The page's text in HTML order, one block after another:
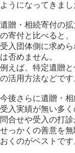
ようになってきまし
遺贈・相続寄付の
の寄付と比べると、
受入団体側に求め
は否めません。
例えば、特定遺贈
の活用方法などです
今後さらに遺贈・
受入実績が無い多く
問合せや受入の打
せっかくの善意を
おくのがベストです